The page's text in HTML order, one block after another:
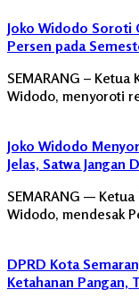
Joko Widodo Soroti
Persen pada
SEMARANG – Ketua
Widodo, menyoroti
Joko Widodo
Jelas, Satwa Jangan
SEMARANG — Ketua
Widodo, mendesak
DPRD Kota
Ketahanan Pangan,